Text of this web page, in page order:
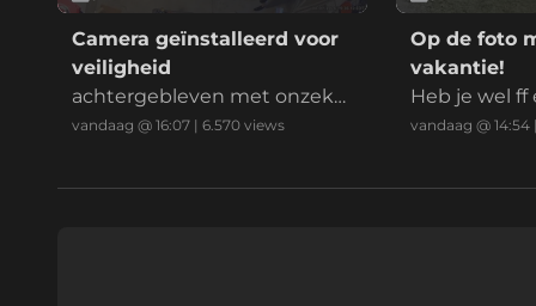
Camera geïnstalleerd voor
veiligheid
achtergebleven met onzeke
rheid
vandaag @ 16:07 | 6.570 views
Op de foto
vakantie!
Heb je wel
ming
vandaag @ 14:54|